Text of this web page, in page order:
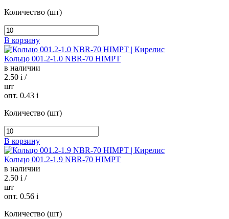
Количество (шт)
В корзину
Кольцо 001.2-1.0 NBR-70 HIMPT
в наличии
2.50 i /
шт
опт. 0.43 i
Количество (шт)
В корзину
Кольцо 001.2-1.9 NBR-70 HIMPT
в наличии
2.50 i /
шт
опт. 0.56 i
Количество (шт)